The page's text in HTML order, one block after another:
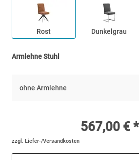
Rost Dunkelgrau
Armlehne Stuhl
ohne Armlehne
567,00 € *
zzgl. Liefer-/Versandkosten